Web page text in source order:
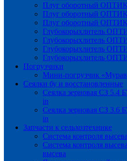
Плуг оборотный
Плуг оборотный
Плуг оборотный
Глубокорыхлитель
Глубокорыхлитель
Глубокорыхлитель
Глубокорыхлитель
Погрузчики
Мини-погрузчик
Сеялки бу и восстановленные
Сеялка зерновая СЗ 5.4
in
Сеялка зерновая СЗ 3.6
in
Запчасти к сельхозтехнике
Система контроля
Система контроля
высева